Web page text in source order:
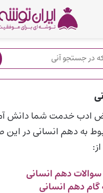
ادب خدمت شما دانش
به دهم انسانی در این
سوالات دهم انسانی
گام دهم انسانی